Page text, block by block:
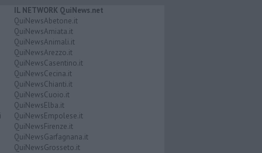
IL NETWORK QuiNews.net
QuiNewsAbetone.it
QuiNewsAmiata.it
QuiNewsAnimali.it
QuiNewsArezzo.it
QuiNewsCasentino.it
QuiNewsCecina.it
QuiNewsChianti.it
QuiNewsCuoio.it
QuiNewsElba.it
QuiNewsEmpolese.it
QuiNewsFirenze.it
QuiNewsGarfagnana.it
QuiNewsGrosseto.it